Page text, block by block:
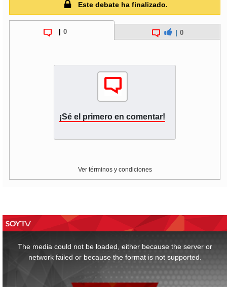
soypuertomontt
Este debate ha finalizado.
| 0 0
¡Sé el primero en comentar!
Ver términos y condiciones
The media could not be loaded, either because the server or
network failed or because the format is not supported.